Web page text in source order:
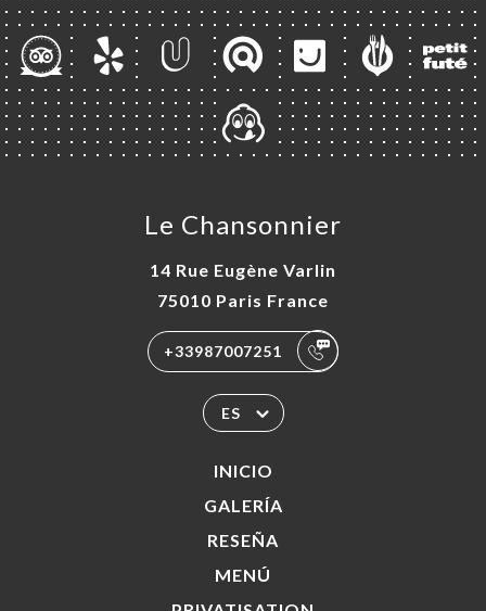
Le Chansonnier
14 Rue Eugène Varlin
75010 Paris France
+33987007251
ES
INICIO
GALERÍA
RESEÑA
MENÚ